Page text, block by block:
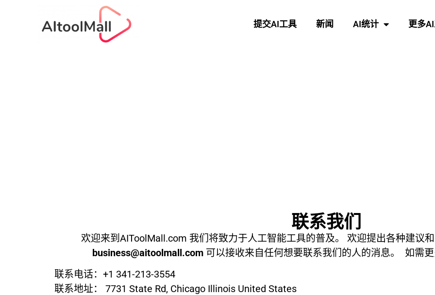
提交AI工具 新闻 AI统计 更多
联系我们
欢迎来到AIToolMall.com 我们将致力于人工智能工具的普及。 欢迎提出各种建议
business@aitoolmall.com 可以接收来自任何想要联系我们的人的消息。 如需
联系电话：+1 341-213-3554
联系地址： 7731 State Rd, Chicago Illinois United States